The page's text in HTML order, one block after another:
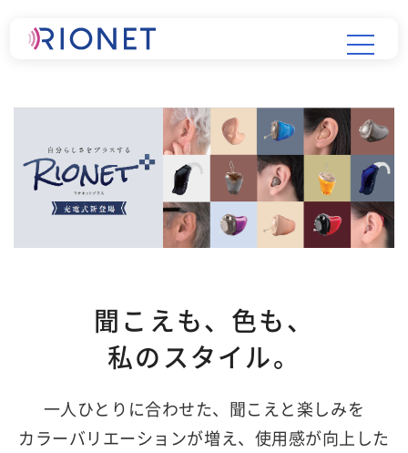
聞こえも、色も、
私のスタイル。
一人ひとりに合わせた、聞こえと楽しみを
カラーバリエーションが増え、使用感が向上した